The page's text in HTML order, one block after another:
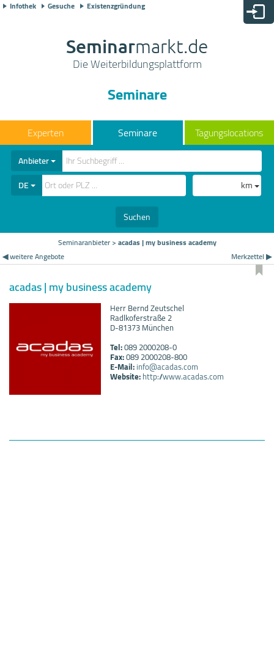
Infothek Gesuche Existenzgründung
Seminarmarkt.de
Die Weiterbildungsplattform
Seminare
Seminare Tagungslocations
Anbieter
DE
km
Suchen
Seminaranbieter>acadas | my business academy
◀ weitere Angebote
Merkzettel ▶
acadas | my business academy
Herr Bernd Zeutschel
Radlkoferstraße 2
D-81373 München
Tel:089 2000208-0
Fax:089 2000208-800
E-Mail:info@acadas.com
Website:http://www.acadas.com